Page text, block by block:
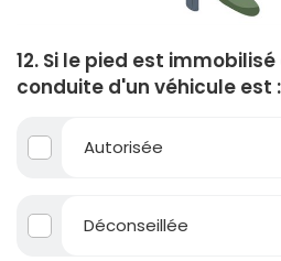
12. Si le pied est
conduite d'un véhicule est :
Autorisée
Déconseillée